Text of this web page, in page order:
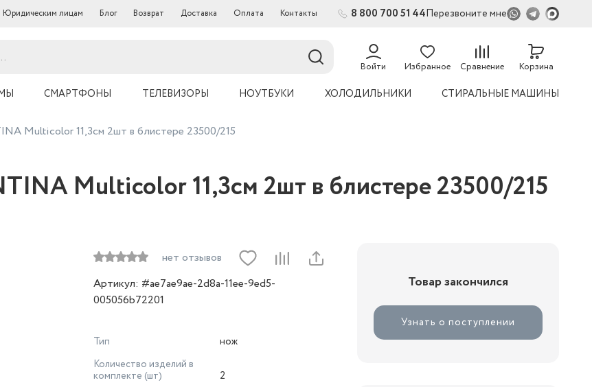
Юридическим лицам Блог Возврат Доставка Оплата Контакты 8 800 700 51 44Перезвоните мне
Войти Избранное Сравнение
54
Корзина
СМАРТФОНЫ ТЕЛЕВИЗОРЫ НОУТБУКИ ХОЛОДИЛЬНИКИ СТИРАЛЬНЫЕ МАШИНЫ
Multicolor 11,3см 2шт в блистере 23500/215
Multicolor 11,3см 2шт в блистере 23500/215
нет отзывов
Артикул: #ae7ae9ae-2d8a-11ee-9ed5-
005056b72201
Тип
нож
Количество изделий в
комплекте (шт)
2
Товар закончился
Узнать о поступлении